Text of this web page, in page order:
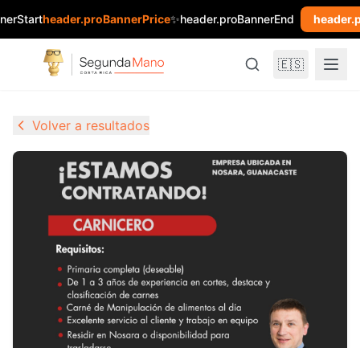
header.proBannerPrice✨header.proBannerEnd
🇪🇸
Volver a resultados